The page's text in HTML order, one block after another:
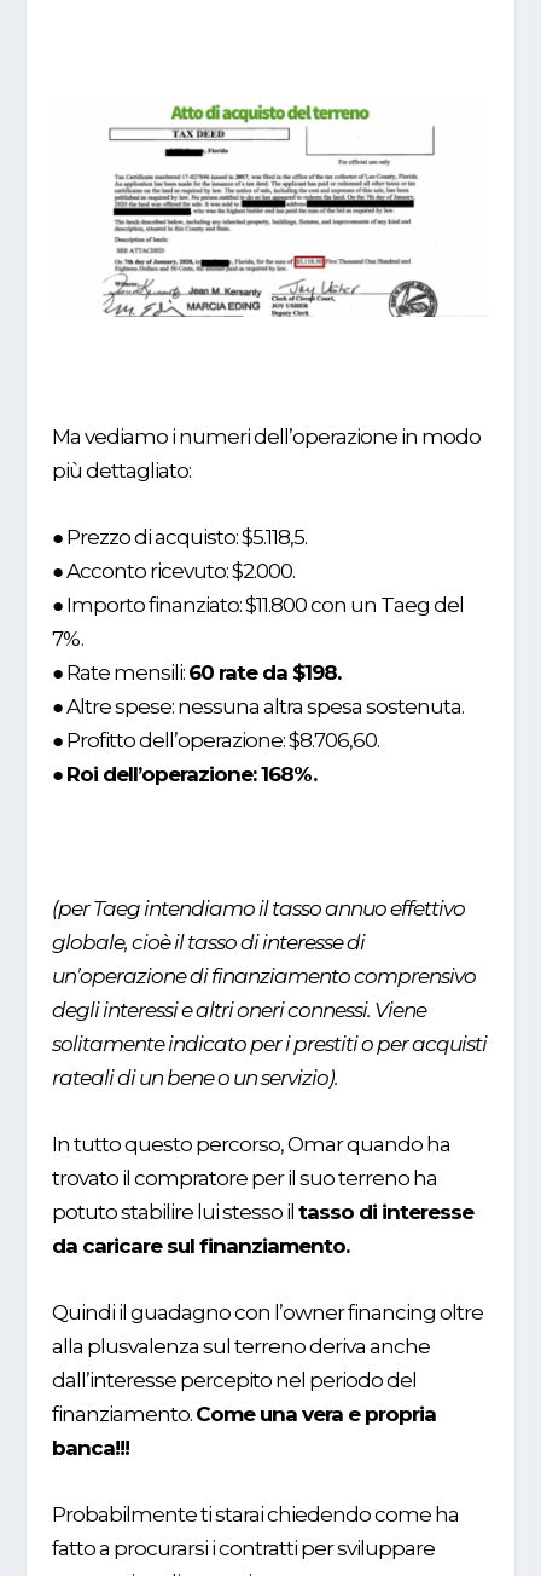
Ma vediamo i numeri dell’operazione in modo
più dettagliato:
● Prezzo di acquisto: $5.118,5.
● Acconto ricevuto: $2.000.
● Importo finanziato: $11.800 con un Taeg del
7%.
● Rate mensili: 60 rate da $198.
● Altre spese: nessuna altra spesa sostenuta.
● Profitto dell’operazione: $8.706,60.
● Roi dell’operazione: 168%.
(per Taeg intendiamo il tasso annuo effettivo
globale, cioè il tasso di interesse di
un’operazione di finanziamento comprensivo
degli interessi e altri oneri connessi. Viene
solitamente indicato per i prestiti o per acquisti
rateali di un bene o un servizio).
In tutto questo percorso, Omar quando ha
trovato il compratore per il suo terreno ha
potuto stabilire lui stesso il tasso di interesse
da caricare sul finanziamento.
Quindi il guadagno con l’owner financing oltre
alla plusvalenza sul terreno deriva anche
dall’interesse percepito nel periodo del
finanziamento. Come una vera e propria
banca!!!
Probabilmente ti starai chiedendo come ha
fatto a procurarsi i contratti per sviluppare